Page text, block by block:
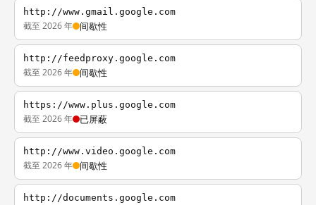
http://www.gmail.google.com
截至 2026 年 间歇性
http://feedproxy.google.com
截至 2026 年 间歇性
https://www.plus.google.com
截至 2026 年 已屏蔽
http://www.video.google.com
截至 2026 年 间歇性
http://documents.google.com